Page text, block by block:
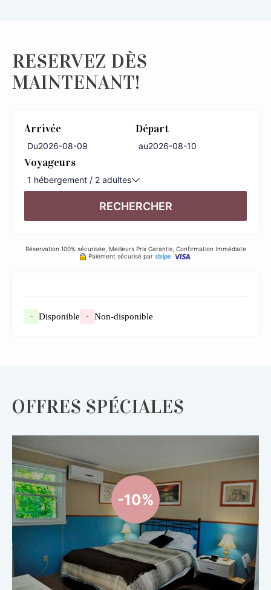
RESERVEZ DÈS
MAINTENANT!
Arrivée
Du
Départ
au
Voyageurs
1 hébergement / 2 adultes
RECHERCHER
Réservation 100% sécurisée, Meilleurs Prix Garantis, Confirmation Immédiate
Paiement sécurisé par
- Disponible - Non-disponible
OFFRES SPÉCIALES
-10%